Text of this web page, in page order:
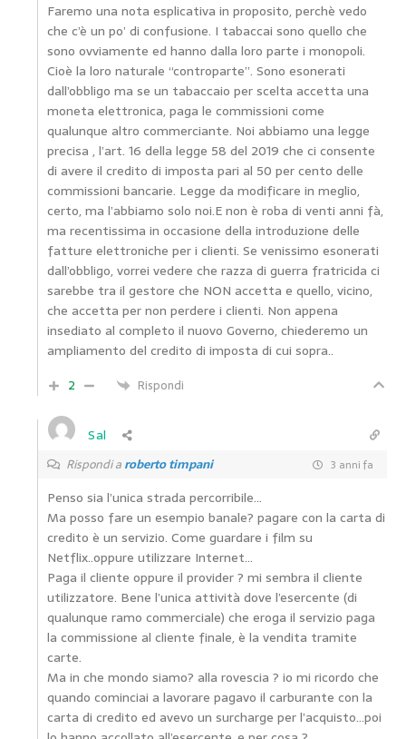
Faremo una nota esplicativa in proposito, perchè vedo
che c’è un po’ di confusione. I tabaccai sono quello che
sono ovviamente ed hanno dalla loro parte i monopoli.
Cioè la loro naturale “controparte”. Sono esonerati
dall’obbligo ma se un tabaccaio per scelta accetta una
moneta elettronica, paga le commissioni come
qualunque altro commerciante. Noi abbiamo una legge
precisa , l’art. 16 della legge 58 del 2019 che ci consente
di avere il credito di imposta pari al 50 per cento delle
commissioni bancarie. Legge da modificare in meglio,
certo, ma l’abbiamo solo noi.E non è roba di venti anni fà,
ma recentissima in occasione della introduzione delle
fatture elettroniche per i clienti. Se venissimo esonerati
dall’obbligo, vorrei vedere che razza di guerra fratricida ci
sarebbe tra il gestore che NON accetta e quello, vicino,
che accetta per non perdere i clienti. Non appena
insediato al completo il nuovo Governo, chiederemo un
ampliamento del credito di imposta di cui sopra..
2
Rispondi
Sal
Rispondi aroberto timpani 3 anni fa
Penso sia l’unica strada percorribile…
Ma posso fare un esempio banale? pagare con la carta di
credito è un servizio. Come guardare i film su
Netflix..oppure utilizzare Internet…
Paga il cliente oppure il provider ? mi sembra il cliente
utilizzatore. Bene l’unica attività dove l’esercente (di
qualunque ramo commerciale) che eroga il servizio paga
la commissione al cliente finale, è la vendita tramite
carte.
Ma in che mondo siamo? alla rovescia ? io mi ricordo che
quando cominciai a lavorare pagavo il carburante con la
carta di credito ed avevo un surcharge per l’acquisto…poi